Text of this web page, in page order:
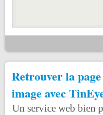
Retrouver la
image avec
Un service web bien